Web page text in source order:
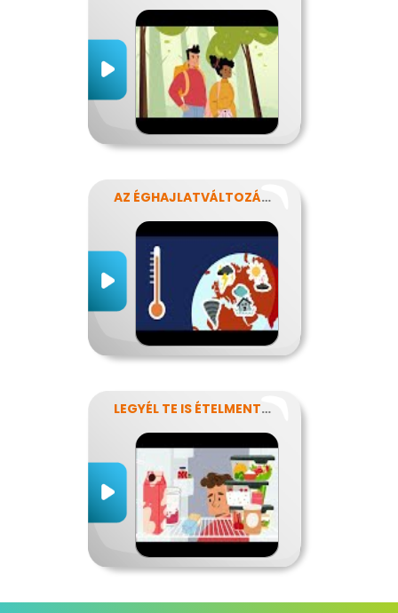
AZ ÉGHAJLATVÁLTOZÁS HATÁSA AZ ÉLELMISZER-ELLÁTÁSRA
LEGYÉL TE IS ÉTELMENTŐ!